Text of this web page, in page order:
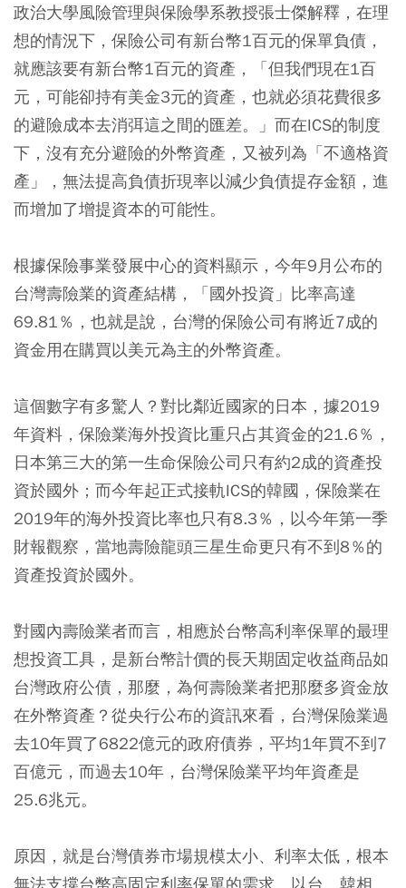
政治大學風險管理與保險學系教授張士傑解釋，在理
想的情況下，保險公司有新台幣1百元的保單負債，
就應該要有新台幣1百元的資產，「但我們現在1百
元，可能卻持有美金3元的資產，也就必須花費很多
的避險成本去消弭這之間的匯差。」而在ICS的制度
下，沒有充分避險的外幣資產，又被列為「不適格資
產」，無法提高負債折現率以減少負債提存金額，進
而增加了增提資本的可能性。
根據保險事業發展中心的資料顯示，今年9月公布的
台灣壽險業的資產結構，「國外投資」比率高達
69.81％，也就是說，台灣的保險公司有將近7成的
資金用在購買以美元為主的外幣資產。
這個數字有多驚人？對比鄰近國家的日本，據2019
年資料，保險業海外投資比重只占其資金的21.6％，
日本第三大的第一生命保險公司只有約2成的資產投
資於國外；而今年起正式接軌ICS的韓國，保險業在
2019年的海外投資比率也只有8.3％，以今年第一季
財報觀察，當地壽險龍頭三星生命更只有不到8％的
資產投資於國外。
對國內壽險業者而言，相應於台幣高利率保單的最理
想投資工具，是新台幣計價的長天期固定收益商品如
台灣政府公債，那麼，為何壽險業者把那麼多資金放
在外幣資產？從央行公布的資訊來看，台灣保險業過
去10年買了6822億元的政府債券，平均1年買不到7
百億元，而過去10年，台灣保險業平均年資產是
25.6兆元。
原因，就是台灣債券市場規模太小、利率太低，根本
無法支撐台幣高固定利率保單的需求。以台、韓相